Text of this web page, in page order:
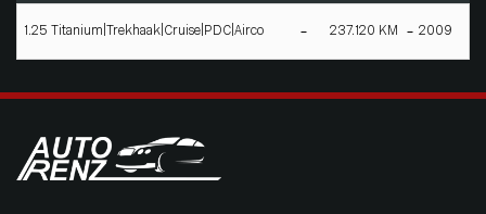
1.25 Titanium|Trekhaak|Cruise|PDC|Airco 237.120 KM 2009